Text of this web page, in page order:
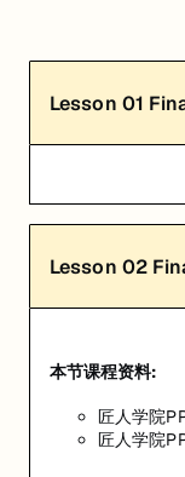
Lesson 01
Lesson 02
本节课程资料:
匠人学院
匠人学院